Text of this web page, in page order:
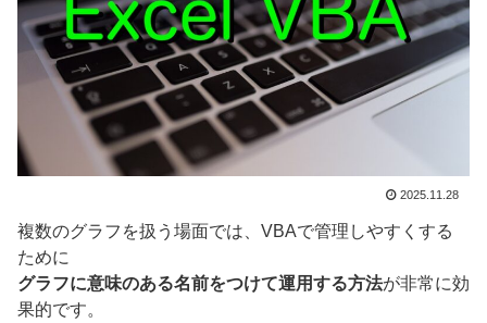
2025.11.28
複数のグラフを扱う場面では、VBAで管理しやすくする
ために
グラフに意味のある名前をつけて運用する方法が非常に効
果的です。